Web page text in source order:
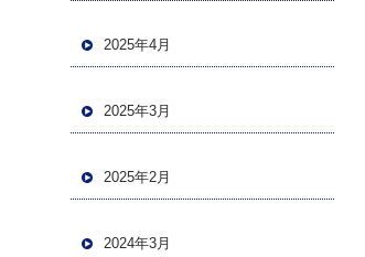
2025年4月
2025年3月
2025年2月
2024年3月